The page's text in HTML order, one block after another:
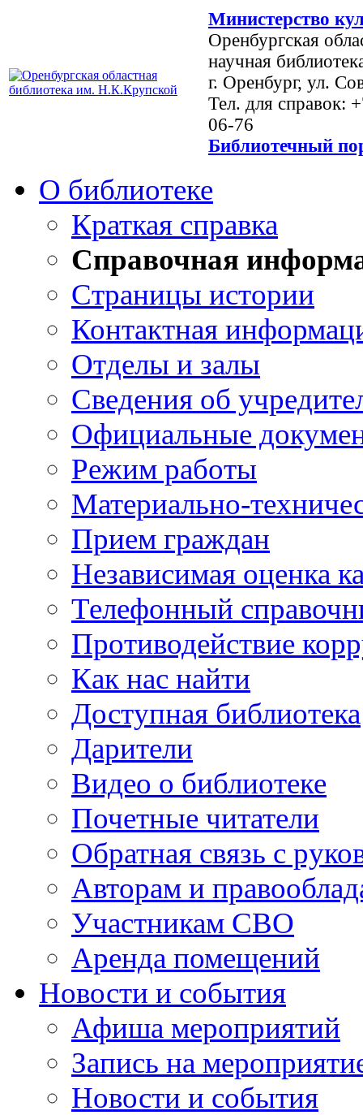
Министерство
Оренбургская
научная
г. Оренбург, ул.
Тел. для справок:
06-76
Библиотечный
О библиотеке
Краткая справка
Справочная
Страницы истории
Контактная
Отделы и залы
Сведения об
Официальные
Режим работы
Материально-
Прием граждан
Независимая оценка
Телефонный
Противодействие
Как нас найти
Доступная библиотека
Дарители
Видео о библиотеке
Почетные читатели
Обратная связь с
Авторам и
Участникам СВО
Аренда помещений
Новости и события
Афиша мероприятий
Запись на
Новости и события